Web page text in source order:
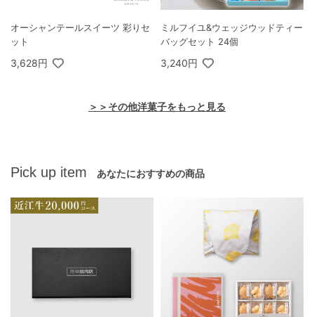
オーシャンテールスイーツ 彩りセ
ット
3,628円
ミルフイユ&ウェッジウッドティー
バッグセット 24個
3,240円
＞＞その他洋菓子をもっと見る
Pick up item あなたにおすすめの商品